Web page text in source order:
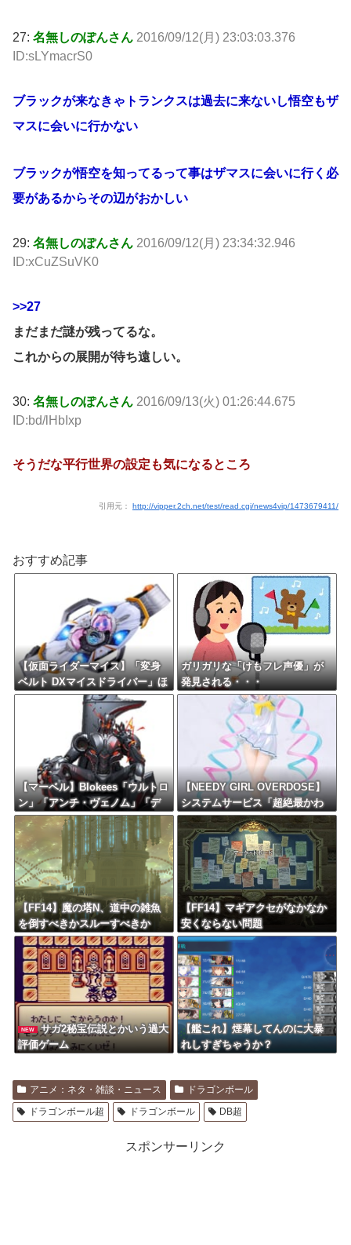
27: 名無しのぽんさん 2016/09/12(月) 23:03:03.376
ID:sLYmacrS0
ブラックが来なきゃトランクスは過去に来ないし悟空もザ
マスに会いに行かない
ブラックが悟空を知ってるって事はザマスに会いに行く必
要があるからその辺がおかしい
29: 名無しのぽんさん 2016/09/12(月) 23:34:32.946
ID:xCuZSuVK0
>>27
まだまだ謎が残ってるな。
これからの展開が待ち遠しい。
30: 名無しのぽんさん 2016/09/13(火) 01:26:44.675
ID:bd/lHbIxp
そうだな平行世界の設定も気になるところ
引用元： http://vipper.2ch.net/test/read.cgi/news4vip/1473679411/
おすすめ記事
【仮面ライダーマイス】「変身
ベルト DXマイスドライバー」ほ
か【本日予約開始！】
ガリガリな「けもフレ声優」が
発見される・・・
【マーベル】Blokees「ウルトロ
ン」「アンチ・ヴェノム」「デ
アデビル」プラモデル【予約開
始】
【NEEDY GIRL OVERDOSE】
システムサービス「超絶最かわ
てんしちゃん」プライズフィギ
ュア【彩色原型公開】
【FF14】魔の塔N、道中の雑魚
を倒すべきかスルーすべきか
【FF14】マギアクセがなかなか
安くならない問題
NEW
サガ2秘宝伝説とかいう過大
評価ゲーム
【艦これ】煙幕してんのに大暴
れしすぎちゃうか？
アニメ：ネタ・雑談・ニュース
ドラゴンボール
ドラゴンボール超
ドラゴンボール DB超
スポンサーリンク